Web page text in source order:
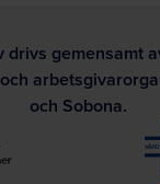
drivs gemensamt
och Sobona.